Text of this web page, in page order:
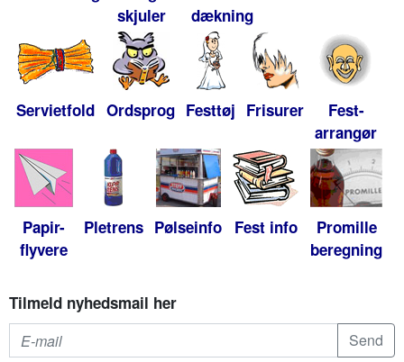
skjuler
dækning
Servietfold Ordsprog Festtøj Frisurer
Fest-
arrangør
Papir-
flyvere
Pletrens Pølseinfo Fest info
Promille
beregning
Tilmeld nyhedsmail her